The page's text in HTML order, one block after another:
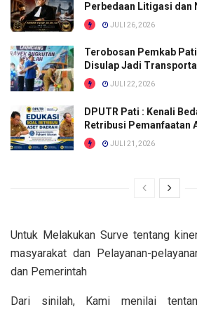
Perbedaan Litigasi dan
JULI 26, 2026
Terobosan Pemkab
Disulap Jadi
JULI 22, 2026
DPUTR Pati : Kenali
Retribusi Pemanfaatan
JULI 21, 2026
Untuk Melakukan Surve tentang
masyarakat dan Pelayanan-
dan Pemerintah
Dari sinilah, Kami menilai